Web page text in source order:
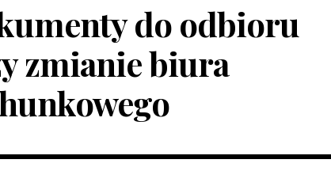
do odbioru
zmianie biura